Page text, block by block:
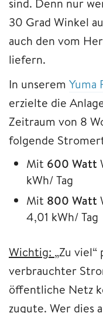
30 Grad Winkel
auch den vom
liefern.
In unserem Yuma
erzielte die
Zeitraum von 8
folgende
Mit 600 Watt
kWh/ Tag
Mit 800 Watt
4,01 kWh/ Tag
Wichtig: „Zu
verbrauchter
öffentliche Netz
zugute. Wer dies